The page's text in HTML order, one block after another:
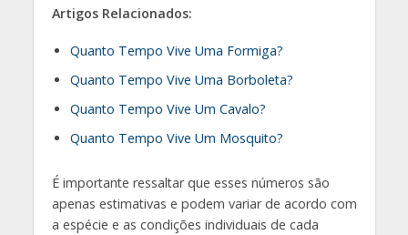
Artigos Relacionados:
Quanto Tempo Vive Uma Formiga?
Quanto Tempo Vive Uma Borboleta?
Quanto Tempo Vive Um Cavalo?
Quanto Tempo Vive Um Mosquito?
É importante ressaltar que esses números são
apenas estimativas e podem variar de acordo com
a espécie e as condições individuais de cada